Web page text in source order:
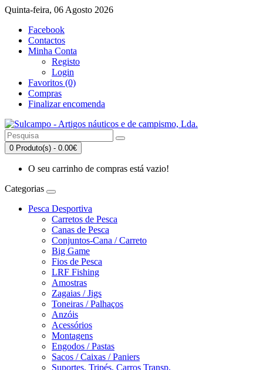
Quinta-feira, 06 Agosto 2026
Facebook
Contactos
Minha Conta
Registo
Login
Favoritos (0)
Compras
Finalizar encomenda
0 Produto(s) - 0.00€
O seu carrinho de compras está vazio!
Categorias
Pesca Desportiva
Carretos de Pesca
Canas de Pesca
Conjuntos-Cana / Carreto
Big Game
Fios de Pesca
LRF Fishing
Amostras
Zagaias / Jigs
Toneiras / Palhaços
Anzóis
Acessórios
Montagens
Engodos / Pastas
Sacos / Caixas / Paniers
Suportes, Tripés, Carros Transp.